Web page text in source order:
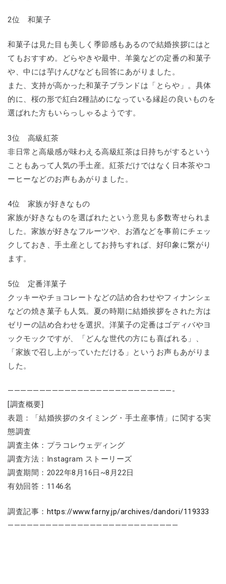
2位 ​和菓子
和菓子は見た目も美しく季節感もあるので結婚挨拶にはと
てもおすすめ。どらやきや最中、羊羹などの定番の和菓子
や、中には芋けんぴなども回答にあがりました。
また、支持が高かった和菓子ブランドは「とらや」。具体
的に、桜の形で紅白2種詰めになっている縁起の良いものを
選ばれた方もいらっしゃるようです。
3位 高級紅茶
非日常と高級感が味わえる高級紅茶は日持ちがするという
こともあって人気の手土産。紅茶だけではなく日本茶やコ
ーヒーなどのお声もあがりました。
4位 家族が好きなもの
家族が好きなものを選ばれたという意見も多数寄せられま
した。家族が好きなフルーツや、お酒などを事前にチェッ
クしておき、手土産としてお持ちすれば、好印象に繋がり
ます。
5位 定番洋菓子
クッキーやチョコレートなどの詰め合わせやフィナンシェ
などの焼き菓子も人気。夏の時期に結婚挨拶をされた方は
ゼリーの詰め合わせを選択。洋菓子の定番はゴディバやヨ
ックモックですが、「どんな世代の方にも喜ばれる」、
「家族で召し上がっていただける」というお声もあがりま
した。
——————————————————————————-
[調査概要]
表題：「結婚挨拶のタイミング・手土産事情」に関する実
態調査
調査主体：プラコレウェディング
調査方法：Instagram ストーリーズ
調査期間：2022年8月16日~8月22日
有効回答：1146名
調査記事： https://www.farny.jp/archives/dandori/119333
———————————————————————————